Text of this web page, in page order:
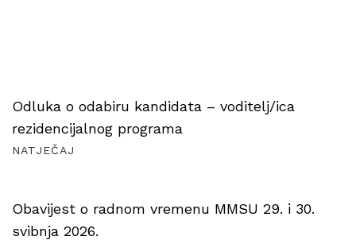
Odluka o odabiru kandidata – voditelj/ica
rezidencijalnog programa
NATJEČAJ
Obavijest o radnom vremenu MMSU 29. i 30.
svibnja 2026.